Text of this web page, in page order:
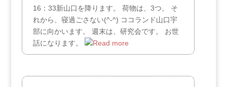
16：33新山口を降ります。 荷物は、3つ。 そ
れから、寝過ごさない(^-^) ココランド山口宇
部に向かいます。 週末は、研究会です。 お世
話になります。